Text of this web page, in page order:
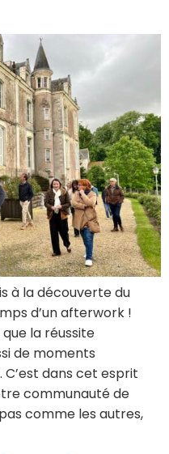
à la découverte du
d’un afterwork !
la réussite
de moments
dans cet esprit
communauté de
comme les autres,